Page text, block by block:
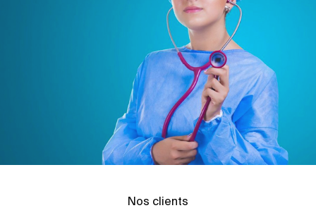
Nos clients